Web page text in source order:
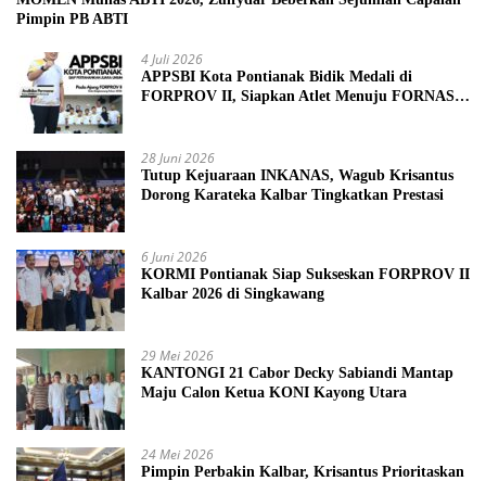
Pimpin PB ABTI
4 Juli 2026
APPSBI Kota Pontianak Bidik Medali di
FORPROV II, Siapkan Atlet Menuju FORNAS
28 Juni 2026
Tutup Kejuaraan INKANAS, Wagub Krisantus
Dorong Karateka Kalbar Tingkatkan Prestasi
6 Juni 2026
KORMI Pontianak Siap Sukseskan FORPROV II
Kalbar 2026 di Singkawang
29 Mei 2026
KANTONGI 21 Cabor Decky Sabiandi Mantap
Maju Calon Ketua KONI Kayong Utara
24 Mei 2026
Pimpin Perbakin Kalbar, Krisantus Prioritaskan